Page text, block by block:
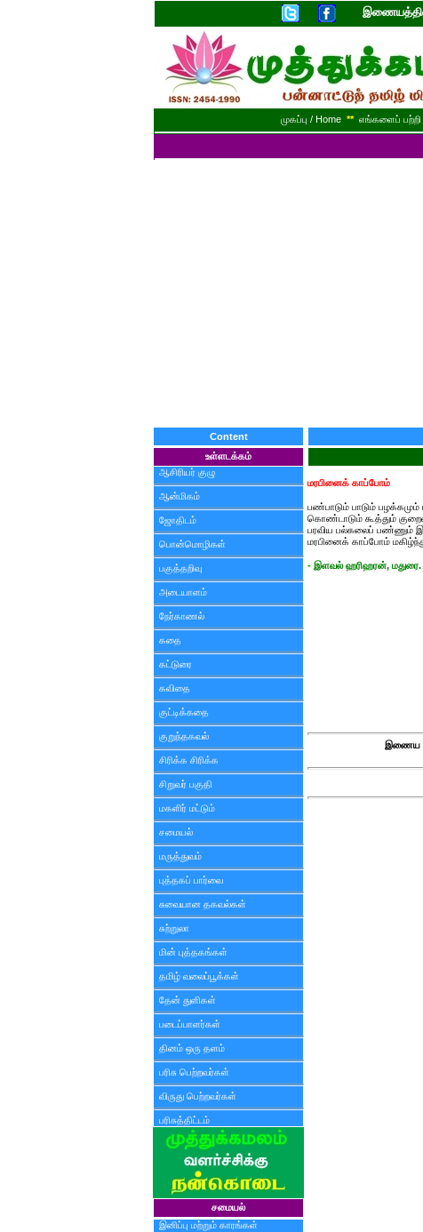
முகப்பு / Home ** எங்களைப் பற்றி
Content
உள்ளடக்கம்
ஆசிரியர் குழு
ஆன்மிகம்
ஜோதிடம்
பொன்மொழிகள்
பகுத்தறிவு
அடையாளம்
நேர்காணல்
கதை
கட்டுரை
கவிதை
குட்டிக்கதை
குறுந்தகவல்
சிரிக்க சிரிக்க
சிறுவர் பகுதி
மகளிர் மட்டும்
சமையல்
மருத்துவம்
புத்தகப் பார்வை
சுவையான தகவல்கள்
சுற்றுலா
மின் புத்தகங்கள்
தமிழ் வலைப்பூக்கள்
தேன் துளிகள்
படைப்பாளர்கள்
தினம் ஒரு தளம்
பரிசு பெற்றவர்கள்
விருது பெற்றவர்கள்
பரிசுத்திட்டம்
சமையல்
இனிப்பு மற்றும் காரங்கள்
மரபினைக் காப்போம்
பண்பாடும் பாடும்
கொண்டாடும் கூத்தும்
பரவிய பல்கலைப் பண்ணும்
மரபினைக் காப்போம்
- இளவல் ஹரிஹரன், மதுரை.
இணைய